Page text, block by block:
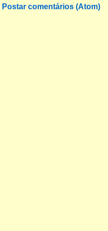
Postar comentários (Atom)